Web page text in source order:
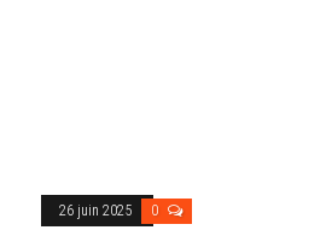
26 juin 2025 0